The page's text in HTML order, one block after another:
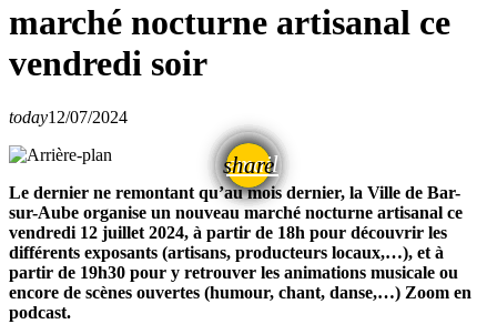
marché nocturne artisanal ce
vendredi soir
today12/07/2024
share
email
Le dernier ne remontant qu’au mois dernier, la Ville de Bar-
sur-Aube organise un nouveau marché nocturne artisanal ce
vendredi 12 juillet 2024, à partir de 18h pour découvrir les
différents exposants (artisans, producteurs locaux,…), et à
partir de 19h30 pour y retrouver les animations musicale ou
encore de scènes ouvertes (humour, chant, danse,…) Zoom en
podcast.